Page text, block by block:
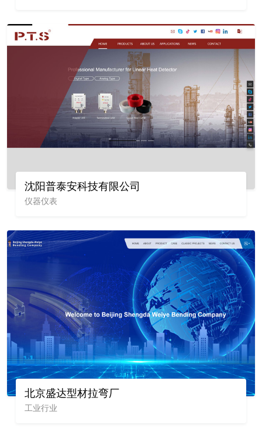
沈阳普泰安科技有限公司
仪器仪表
北京盛达型材拉弯厂
工业行业